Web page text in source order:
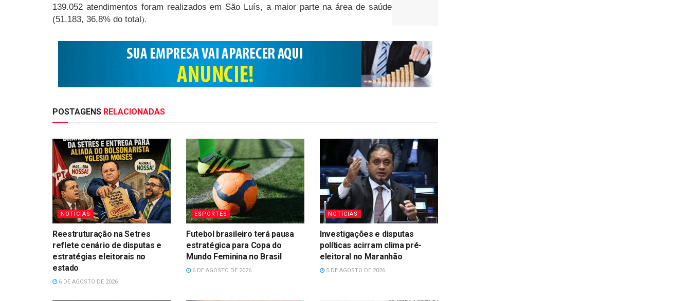
139.052 atendimentos foram realizados em São Luís, a maior parte na área de saúde
(51.183, 36,8% do total).
POSTAGENS RELACIONADAS
NOTÍCIAS
Reestruturação na Setres
reflete cenário de disputas e
estratégias eleitorais no
estado
6 DE AGOSTO DE 2026
ESPORTES
Futebol brasileiro terá pausa
estratégica para Copa do
Mundo Feminina no Brasil
6 DE AGOSTO DE 2026
NOTÍCIAS
Investigações e disputas
políticas acirram clima pré-
eleitoral no Maranhão
5 DE AGOSTO DE 2026